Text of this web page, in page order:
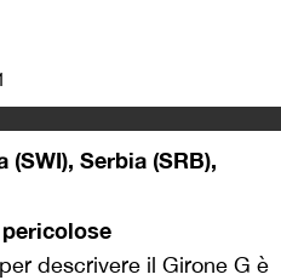
(SWI), Serbia (SRB),
descrivere il Girone G è